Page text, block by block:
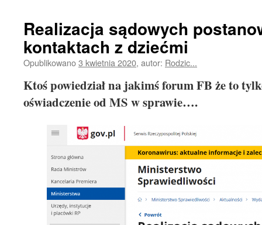
Realizacja sądowych
kontaktach z dziećmi
Opublikowano3 kwietnia 2020, autor: Rodzic...
Ktoś powiedział na jakimś forum FB że to
oświadczenie od MS w sprawie….